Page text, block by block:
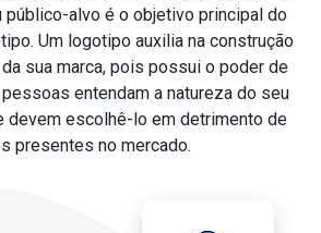
público-alvo é o objetivo principal do
Um logotipo auxilia na construção
sua marca, pois possui o poder de
entendam a natureza do seu
devem escolhê-lo em detrimento de
presentes no mercado.